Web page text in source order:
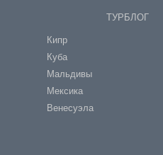
ТУРБЛОГ
Кипр
Куба
Мальдивы
Мексика
Венесуэла